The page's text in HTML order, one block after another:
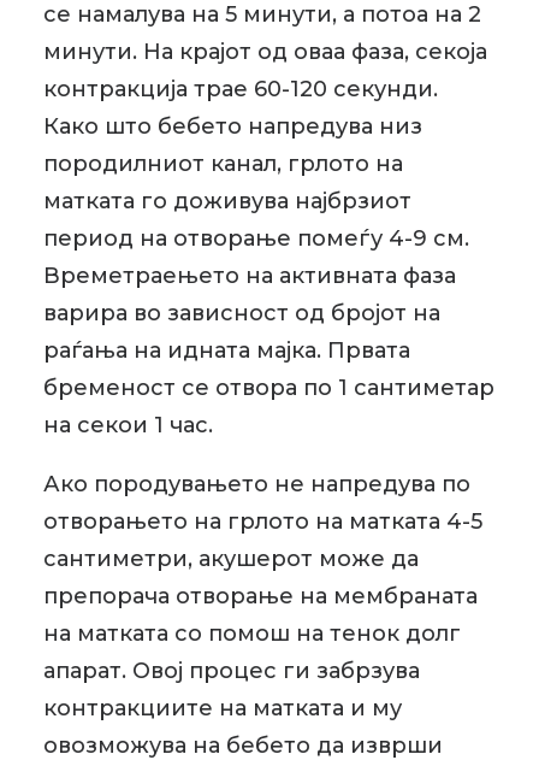
се намалува на 5 минути, а потоа на 2
минути. На крајот од оваа фаза, секоја
контракција трае 60-120 секунди.
Како што бебето напредува низ
породилниот канал, грлото на
матката го доживува најбрзиот
период на отворање помеѓу 4-9 см.
Времетраењето на активната фаза
варира во зависност од бројот на
раѓања на идната мајка. Првата
бременост се отвора по 1 сантиметар
на секои 1 час.
Ако породувањето не напредува по
отворањето на грлото на матката 4-5
сантиметри, акушерот може да
препорача отворање на мембраната
на матката со помош на тенок долг
апарат. Овој процес ги забрзува
контракциите на матката и му
овозможува на бебето да изврши